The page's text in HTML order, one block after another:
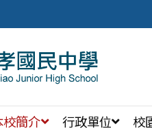
校簡介 行政單位 校